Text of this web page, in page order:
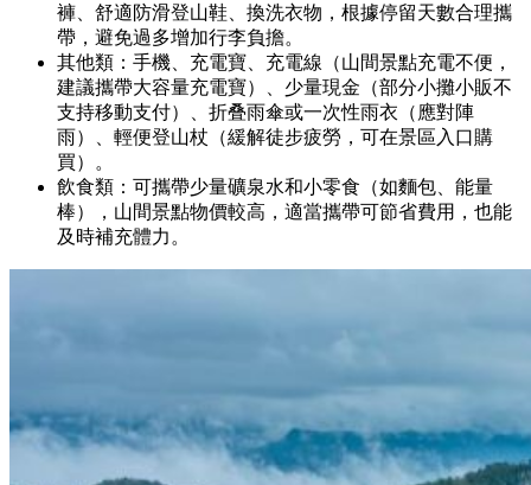
褲、舒適防滑登山鞋、換洗衣物，根據停留天數合理攜
帶，避免過多增加行李負擔。
其他類：手機、充電寶、充電線（山間景點充電不便，
建議攜帶大容量充電寶）、少量現金（部分小攤小販不
支持移動支付）、折叠雨傘或一次性雨衣（應對陣
雨）、輕便登山杖（緩解徒步疲勞，可在景區入口購
買）。
飲食類：可攜帶少量礦泉水和小零食（如麵包、能量
棒），山間景點物價較高，適當攜帶可節省費用，也能
及時補充體力。